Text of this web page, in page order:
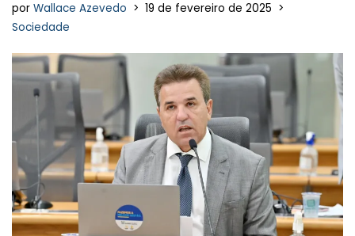
por Wallace Azevedo
19 de fevereiro de 2025
Sociedade